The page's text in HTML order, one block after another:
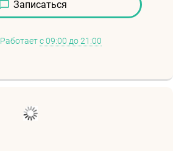
Записаться
Работает с 09:00 до 21:00